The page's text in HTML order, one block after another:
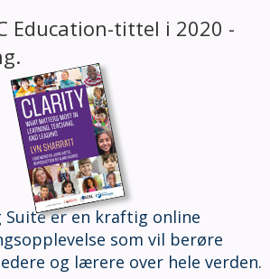
Education-tittel i 2020 -
Suite er en kraftig online
som vil berøre
og lærere over hele verden.